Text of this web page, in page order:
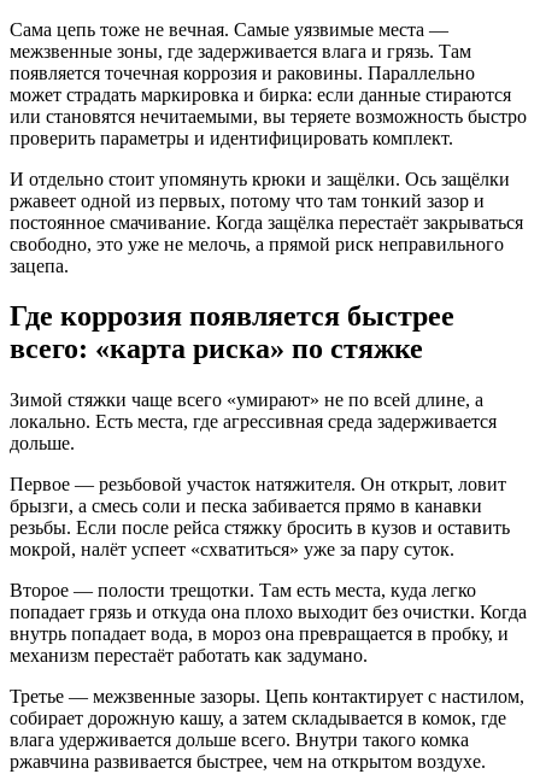
Сама цепь тоже не вечная. Самые уязвимые места —
межзвенные зоны, где задерживается влага и грязь. Там
появляется точечная коррозия и раковины. Параллельно
может страдать маркировка и бирка: если данные стираются
или становятся нечитаемыми, вы теряете возможность быстро
проверить параметры и идентифицировать комплект.
И отдельно стоит упомянуть крюки и защёлки. Ось защёлки
ржавеет одной из первых, потому что там тонкий зазор и
постоянное смачивание. Когда защёлка перестаёт закрываться
свободно, это уже не мелочь, а прямой риск неправильного
зацепа.
Где коррозия появляется быстрее
всего: «карта риска» по стяжке
Зимой стяжки чаще всего «умирают» не по всей длине, а
локально. Есть места, где агрессивная среда задерживается
дольше.
Первое — резьбовой участок натяжителя. Он открыт, ловит
брызги, а смесь соли и песка забивается прямо в канавки
резьбы. Если после рейса стяжку бросить в кузов и оставить
мокрой, налёт успеет «схватиться» уже за пару суток.
Второе — полости трещотки. Там есть места, куда легко
попадает грязь и откуда она плохо выходит без очистки. Когда
внутрь попадает вода, в мороз она превращается в пробку, и
механизм перестаёт работать как задумано.
Третье — межзвенные зазоры. Цепь контактирует с настилом,
собирает дорожную кашу, а затем складывается в комок, где
влага удерживается дольше всего. Внутри такого комка
ржавчина развивается быстрее, чем на открытом воздухе.